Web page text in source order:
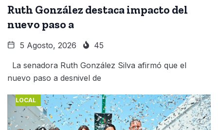
Ruth González destaca impacto del
nuevo paso a
5 Agosto, 2026 45
La senadora Ruth González Silva afirmó que el
nuevo paso a desnivel de
LOCAL